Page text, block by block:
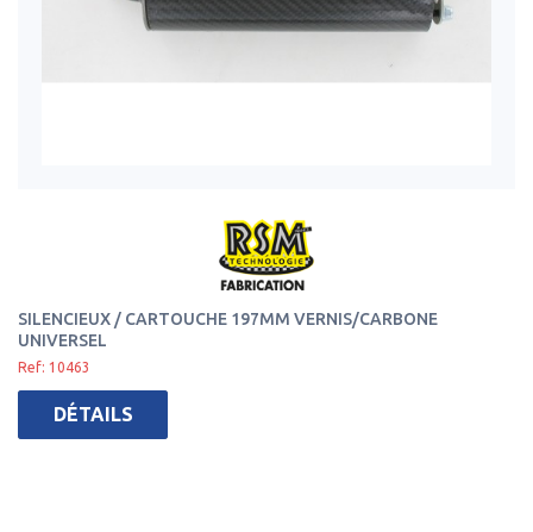
SILENCIEUX / CARTOUCHE 197MM VERNIS/CARBONE
UNIVERSEL
Ref: 10463
DÉTAILS